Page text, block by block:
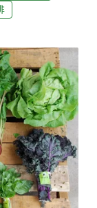
排放變成有
燃料密集型
量與調適等
，但報告指
監管及研發等
。碳稅、碳
算是碳定價的
定價措施呢？
）在運作，
是，中國的全
億噸